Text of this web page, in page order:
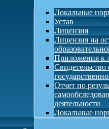
Локальные
Устав
Лицензия
Лицензия на
Приложения к
Свидетельство
Отчет по
деятельности
Локальные